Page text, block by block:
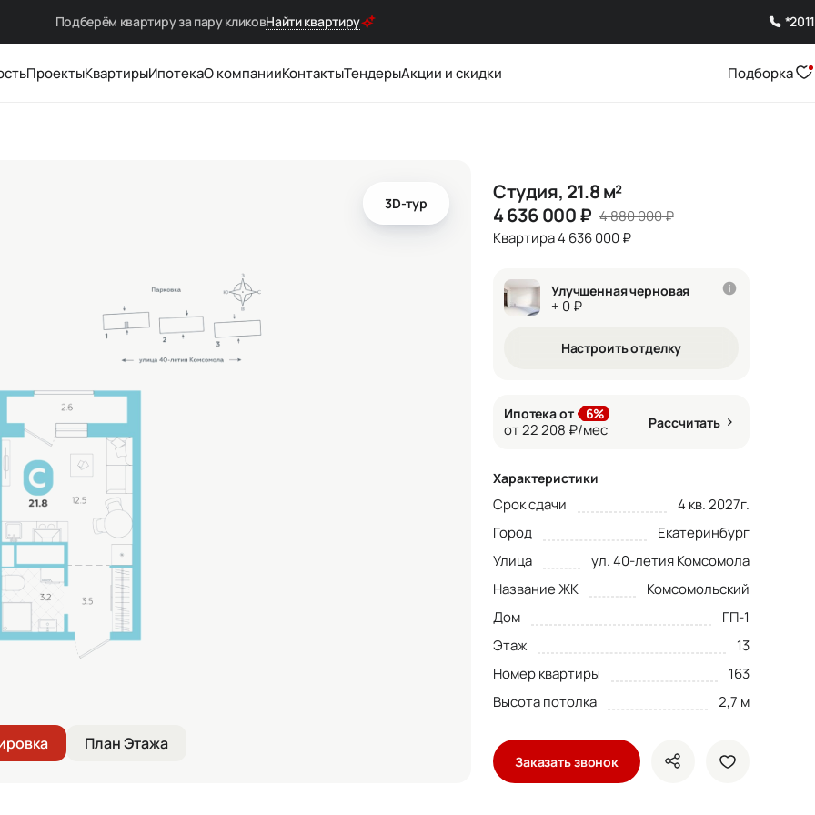
Подберём квартиру за пару кликовНайти квартиру *2011
ПроектыКвартирыИпотекаО компанииКонтактыТендерыАкции и скидки Подборка
План Этажа
3D-тур
Студия, 21.8 м²
4 636 000₽ 4 880 000₽
Квартира 4 636 000 ₽
Улучшенная черновая
+ 0 ₽
Настроить отделку
Ипотека от 6%
от 22 208 ₽/мес Рассчитать
Характеристики
Срок сдачи
4 кв. 2027г.
Город
Екатеринбург
Улица
ул. 40-летия Комсомола
Название ЖК
Комсомольский
Дом
ГП-1
Этаж
13
Номер квартиры
163
Высота потолка
2,7 м
Заказать звонок показать кнопки
добавить в